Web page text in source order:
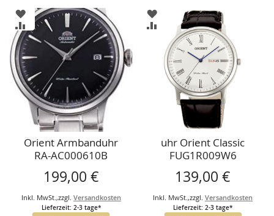
ZUR
WUNSCHLISTE
HINZUFÜGEN
ZUR
VERGLEICHSLISTE
HINZUFÜGEN
Orient Armbanduhr
RA-AC000610B
199,00 €
Inkl. MwSt. ,zzgl. Versandkosten
Lieferzeit: 2-3 tage*
ZUR
WUNSCHLISTE
HINZUFÜGEN
ZUR
VERGLEICHSLISTE
HINZUFÜGEN
uhr Orient Classic
FUG1R009W6
139,00 €
Inkl. MwSt.,zzgl.Versandkosten
Lieferzeit: 2-3 tage*